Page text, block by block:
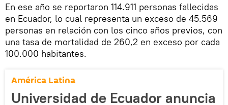
En ese año se reportaron 114.911 personas fallecidas
en Ecuador, lo cual representa un exceso de 45.569
personas en relación con los cinco años previos, con
una tasa de mortalidad de 260,2 en exceso por cada
100.000 habitantes.
América Latina
Universidad de Ecuador anuncia